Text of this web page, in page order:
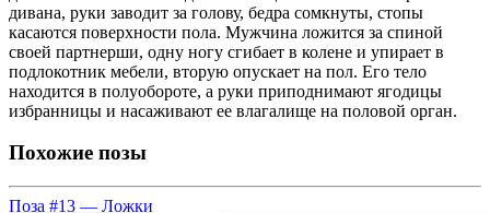
дивана, руки заводит за голову, бедра сомкнуты, стопы
касаются поверхности пола. Мужчина ложится за спиной
своей партнерши, одну ногу сгибает в колене и упирает в
подлокотник мебели, вторую опускает на пол. Его тело
находится в полуобороте, а руки приподнимают ягодицы
избранницы и насаживают ее влагалище на половой орган.
Похожие позы
Поза #13 — Ложки